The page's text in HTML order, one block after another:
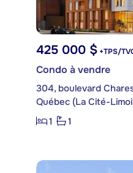
425 000 $ +TPS/
Condo à vendre
304, boulevard
Québec (La Cité-
1
1